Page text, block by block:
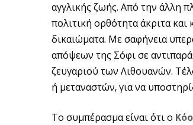
αγγλικής ζωής. Από την άλλη
πολιτική ορθότητα άκριτα
δικαιώματα. Με σαφήνεια
απόψεων της Σόφι σε
ζευγαριού των Λιθουανών.
ή μεταναστών, για να
Το συμπέρασμα είναι ότι ο